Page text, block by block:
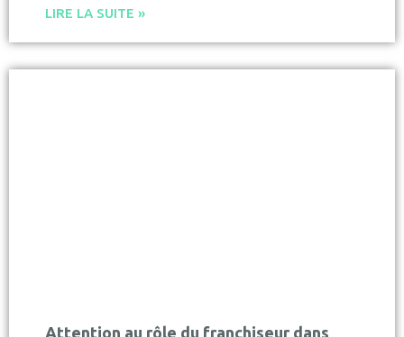
LIRE LA SUITE »
Attention au rôle du franchiseur dans